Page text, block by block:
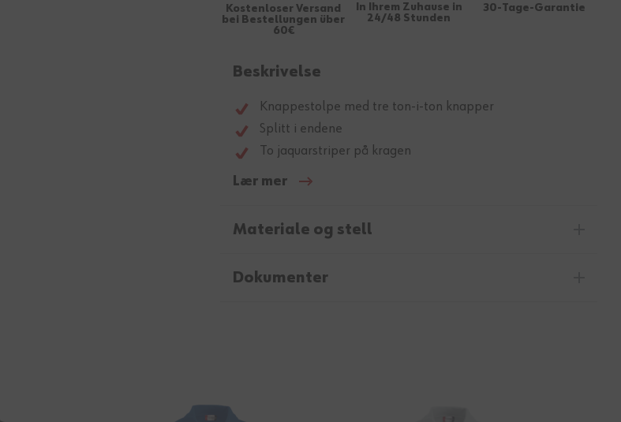
Kostenloser Versand
bei Bestellungen über
60€
In Ihrem Zuhause in
24/48 Stunden
30-Tage-Garantie
Beskrivelse
Knappestolpe med tre ton-i-ton knapper
Splitt i endene
To jaquarstriper på kragen
Lær mer
Materiale og stell
Dokumenter